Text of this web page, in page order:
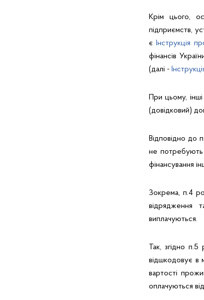
Крім цього,
підприємств,
є
Інструкція
фінансів
(далі -
При цьому,
(довідковий)
Відповідно до
не потребують
фінансування
Зокрема, п.4
відрядження
виплачуються.
Так, згідно п.5
відшкодовує в
вартості
оплачуються